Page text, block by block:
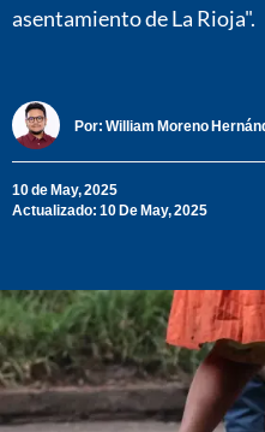
asentamiento de La Rioja".
Por: William Moreno
10 de May, 2025
Actualizado: 10 De May, 2025